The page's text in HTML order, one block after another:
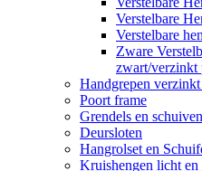
Verstelbare
Verstelbare
Zware
zwart/verzinkt
Handgrepen
Poort frame
Grendels en schuiven
Deursloten
Hangrolset en
Kruishengen licht en